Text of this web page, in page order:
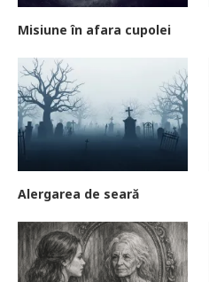
Misiune în afara cupolei
Alergarea de seară